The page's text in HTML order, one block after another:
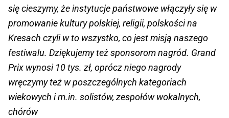
się cieszymy, że instytucje państwowe włączyły się w
promowanie kultury polskiej, religii, polskości na
Kresach czyli w to wszystko, co jest misją naszego
festiwalu. Dziękujemy też sponsorom nagród. Grand
Prix wynosi 10 tys. zł, oprócz niego nagrody
wręczymy też w poszczególnych kategoriach
wiekowych i m.in. solistów, zespołów wokalnych,
chórów